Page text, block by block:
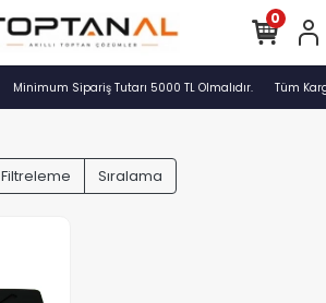
Minimum Sipariş Tutarı 5000 TL Olmalıdır. Tüm
0
Filtreleme Sıralama